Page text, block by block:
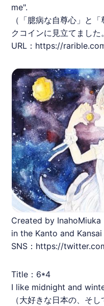
me".
（「臆病な自尊心」と
クコインに見立てました
URL： https://
Created by
in the Kanto and
SNS：https://
Title：6*4
I like midnight and
（大好きな日本の、そ